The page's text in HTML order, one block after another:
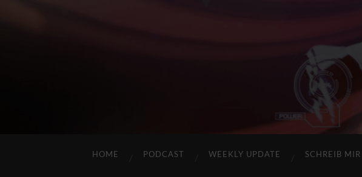
HOME PODCAST WEEKLY UPDATE SCHREIB MIR